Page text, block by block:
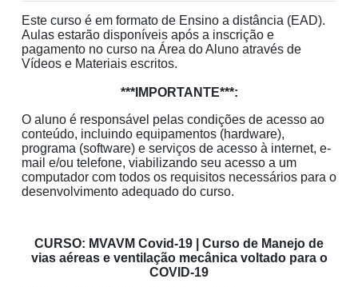
Este curso é em formato de Ensino a distância (EAD).
Aulas estarão disponíveis após a inscrição e
pagamento no curso na Área do Aluno através de
Vídeos e Materiais escritos.
***IMPORTANTE***:
O aluno é responsável pelas condições de acesso ao
conteúdo, incluindo equipamentos (hardware),
programa (software) e serviços de acesso à internet, e-
mail e/ou telefone, viabilizando seu acesso a um
computador com todos os requisitos necessários para o
desenvolvimento adequado do curso.
CURSO: MVAVM Covid-19 | Curso de Manejo de
vias aéreas e ventilação mecânica voltado para o
COVID-19